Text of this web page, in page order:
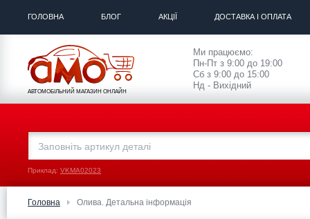
ГОЛОВНА БЛОГ АКЦІЇ ДОСТАВКА І ОПЛАТА
АВТОМОБІЛЬНИЙ МАГАЗИН ОНЛАЙН
Ми працюємо:
Пн-Пт з 9:00 до 19:00
Сб з 9:00 до 15:00
Нд - Вихідний
Приклад: VKMA02023
Головна Олива. Детальна інформація